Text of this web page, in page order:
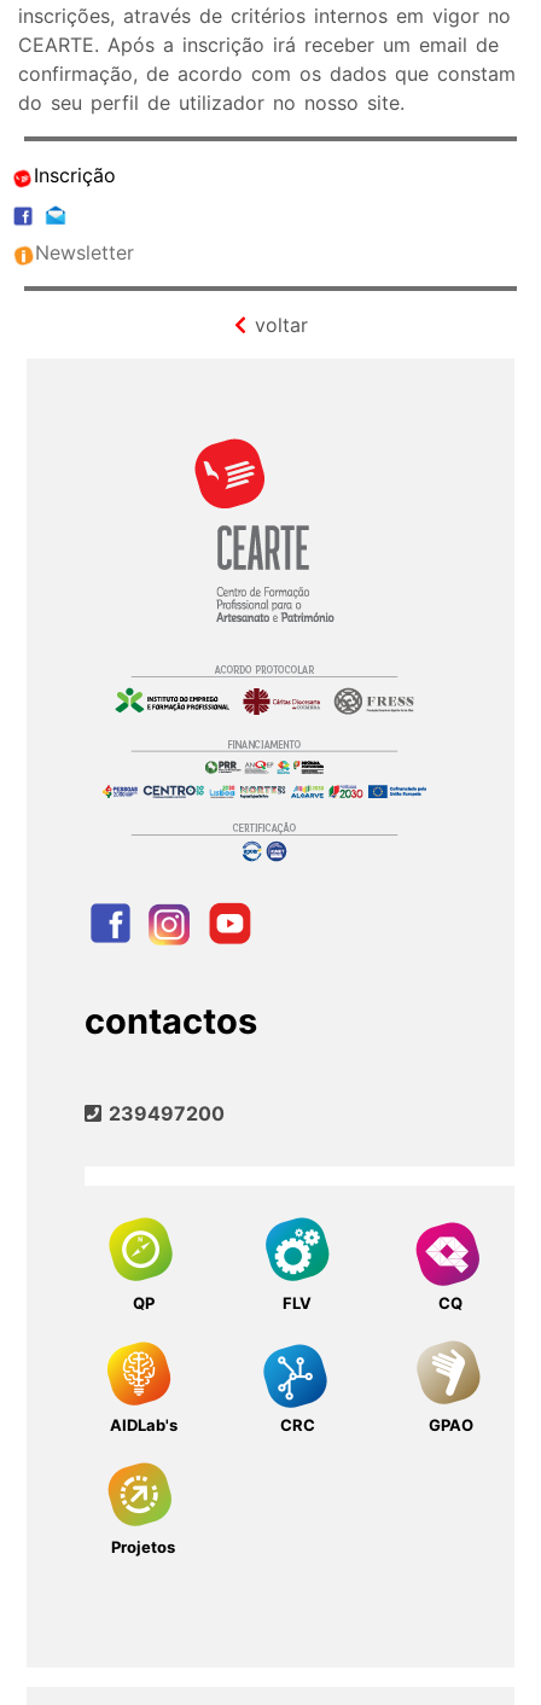
inscrições, através de critérios internos em vigor no
CEARTE. Após a inscrição irá receber um email de
confirmação, de acordo com os dados que constam
do seu perfil de utilizador no nosso site.
Inscrição
Newsletter
voltar
contactos
239497200
QP FLV CQ
AIDLab's CRC GPAO
Projetos